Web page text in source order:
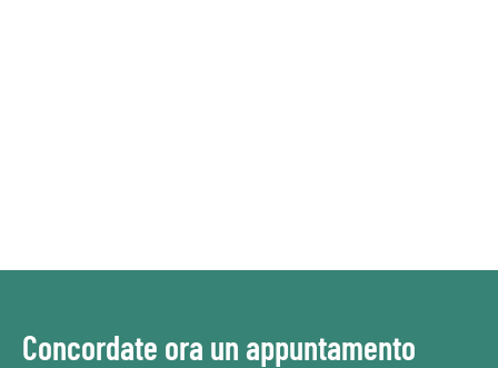
Concordate ora un appuntamento